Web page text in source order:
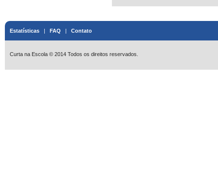
Estatísticas | FAQ | Contato
Curta na Escola © 2014 Todos os direitos reservados.